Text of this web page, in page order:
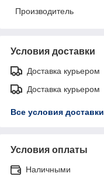
Производитель
Условия доставки
Доставка курьером
Доставка курьером
Все условия доставки
Условия оплаты
Наличными